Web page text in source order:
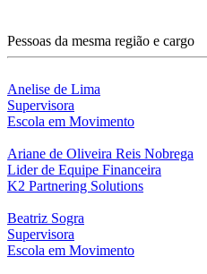
Pessoas da mesma região e cargo
Anelise de Lima
Supervisora
Escola em Movimento
Ariane de Oliveira Reis Nobrega
Lider de Equipe Financeira
K2 Partnering Solutions
Beatriz Sogra
Supervisora
Escola em Movimento